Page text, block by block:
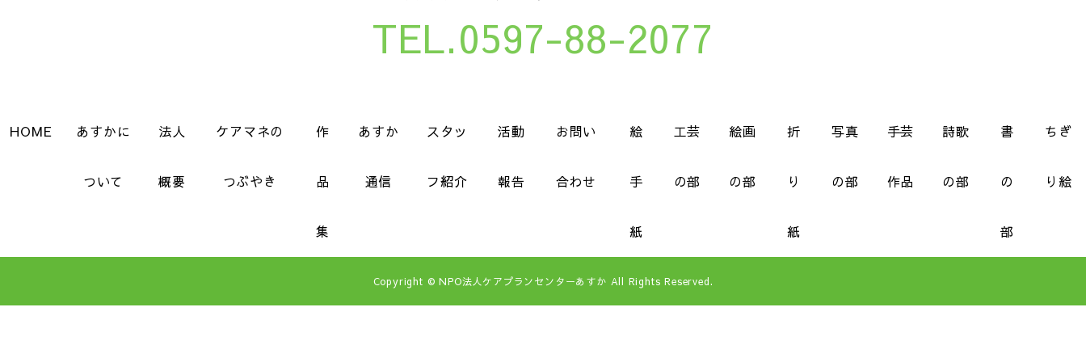
TEL.0597-88-2077
HOME あすかに
ついて
法人
概要
ケアマネの
つぶやき
作
品
集
あすか
通信
スタッ
フ紹介
活動
報告
お問い
合わせ
絵
手
紙
工芸
の部
絵画
の部
折
り
紙
写真
の部
手芸
作品
詩歌
の部
書
の
部
ちぎ
り絵
Copyright © NPO法人ケアプランセンターあすか All Rights Reserved.